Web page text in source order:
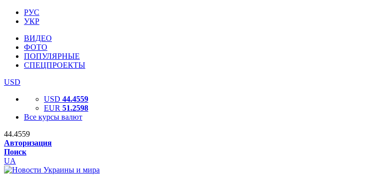
РУС
УКР
ВИДЕО
ФОТО
ПОПУЛЯРНЫЕ
СПЕЦПРОЕКТЫ
USD
USD 44.4559
EUR 51.2598
Все курсы валют
44.4559
Авторизация
Поиск
UA